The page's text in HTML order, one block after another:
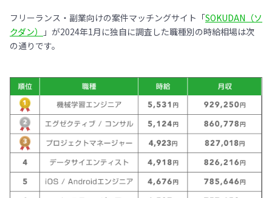
フリーランス・副業向けの案件マッチングサイト「SOKUDAN（ソ
クダン）
」が2024年1月に独自に調査した職種別の時給相場は次
の通りです。